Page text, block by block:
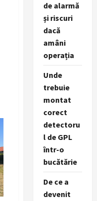
de alarmă
și riscuri
dacă
amâni
operația
Unde
trebuie
montat
corect
detectoru
l de GPL
într-o
bucătărie
De ce a
devenit